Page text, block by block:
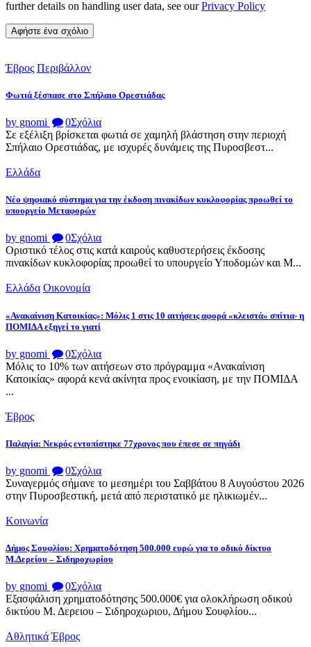
further details on handling user data, see ourPrivacy Policy
Έβρος Περιβάλλον
Φωτιά ξέσπασε στο Σπήλαιο Ορεστιάδας
by gnomi 0Σχόλια
Σε εξέλιξη βρίσκεται φωτιά σε χαμηλή βλάστηση στην περιοχή
Σπήλαιο Ορεστιάδας, με ισχυρές δυνάμεις της Πυροσβεστ...
Ελλάδα
Νέο ψηφιακό σύστημα για την έκδοση πινακίδων κυκλοφορίας προωθεί το
υπουργείο Μεταφορών
by gnomi 0Σχόλια
Οριστικό τέλος στις κατά καιρούς καθυστερήσεις έκδοσης
πινακίδων κυκλοφορίας προωθεί το υπουργείο Υποδομών και Μ...
Ελλάδα Οικονομία
«Ανακαίνιση Κατοικίας»: Μόλις 1 στις 10 αιτήσεις αφορά «κλειστά» σπίτια- η
ΠΟΜΙΔΑ εξηγεί το γιατί
by gnomi 0Σχόλια
Μόλις το 10% των αιτήσεων στο πρόγραμμα «Ανακαίνιση
Κατοικίας» αφορά κενά ακίνητα προς ενοικίαση, με την ΠΟΜΙΔΑ
...
Έβρος
Παλαγία: Νεκρός εντοπίστηκε 77χρονος που έπεσε σε πηγάδι
by gnomi 0Σχόλια
Συναγερμός σήμανε το μεσημέρι του Σαββάτου 8 Αυγούστου 2026
στην Πυροσβεστική, μετά από περιστατικό με ηλικιωμέν...
Κοινωνία
Δήμος Σουφλίου: Χρηματοδότηση 500.000 ευρώ για το οδικό δίκτυο
Μ.Δερείου – Σιδηροχωρίου
by gnomi 0Σχόλια
Εξασφάλιση χρηματοδότησης 500.000€ για ολοκλήρωση οδικού
δικτύου Μ. Δερειου – Σιδηροχωριου, Δήμου Σουφλίου...
Αθλητικά Έβρος